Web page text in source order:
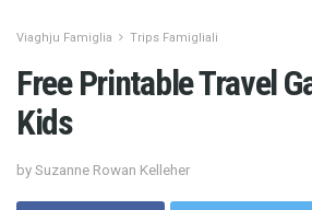
Viaghju Famiglia Trips Famigliali
Free Printable Travel
Kids
by Suzanne Rowan Kelleher